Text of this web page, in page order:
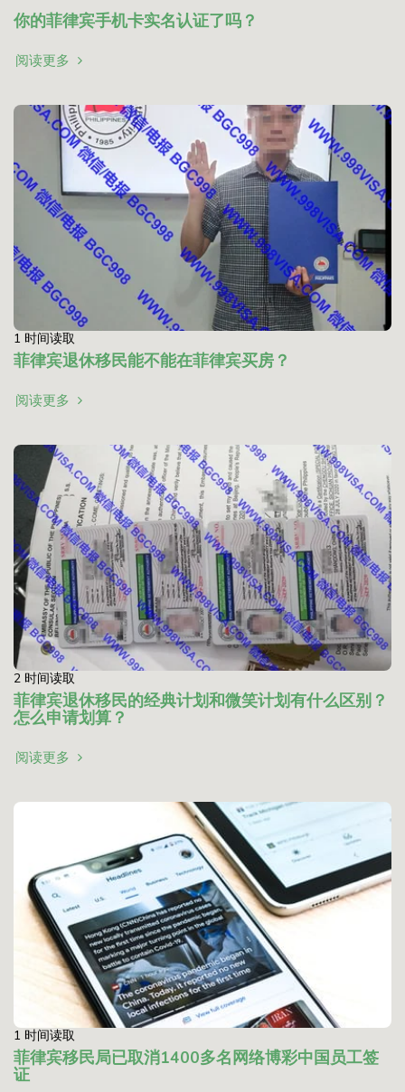
你的菲律宾手机卡实名认证了吗？
阅读更多
1 时间读取
菲律宾退休移民能不能在菲律宾买房？
阅读更多
2 时间读取
菲律宾退休移民的经典计划和微笑计划有什么区别？
怎么申请划算？
阅读更多
1 时间读取
菲律宾移民局已取消1400多名网络博彩中国员工签
证